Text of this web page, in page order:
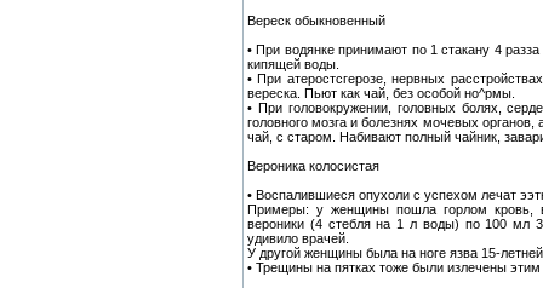
Вереск обыкновенный
• При водянке принимают по 1 стакану 4
кипящей воды.
• При атеростсгерозе, нервных
вереска. Пьют как чай, без особой но^рмы.
• При головокружении, головных болях,
головного мозга и болезнях мочевых
чай, с старом. Набивают полный чайник,
Вероника колосистая
• Воспалившиеся опухоли с успехом лечат
Примеры: у женщины пошла горлом кровь,
вероники (4 стебля на 1 л воды) по 100 мл
удивило врачей.
У другой женщины была на ноге язва 15-
• Трещины на пятках тоже были излечены